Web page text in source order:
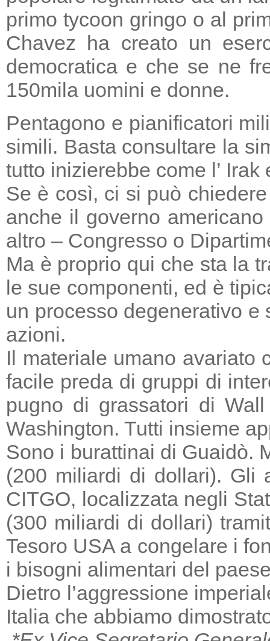
primo tycoon gringo o al
Chavez ha creato un
democratica e che se ne
150mila uomini e donne.
Pentagono e pianificatori
simili. Basta consultare la
tutto inizierebbe come l’
Se è così, ci si può
anche il governo
altro – Congresso o
Ma è proprio qui che sta la
le sue componenti, ed è
un processo degenerativo
azioni.
Il materiale umano avariato
facile preda di gruppi di
pugno di grassatori di
Washington. Tutti insieme
Sono i burattinai di Guaidò.
(200 miliardi di dollari). Gli
CITGO, localizzata negli
(300 miliardi di dollari)
Tesoro USA a congelare i
i bisogni alimentari del
Dietro l’aggressione
Italia che abbiamo